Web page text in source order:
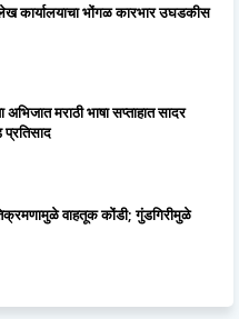
कार्यालयाचा भोंगळ कारभार उघडकीस
अभिजात मराठी भाषा सप्ताहात सादर
वाहतूक कोंडी; गुंडगिरीमुळे